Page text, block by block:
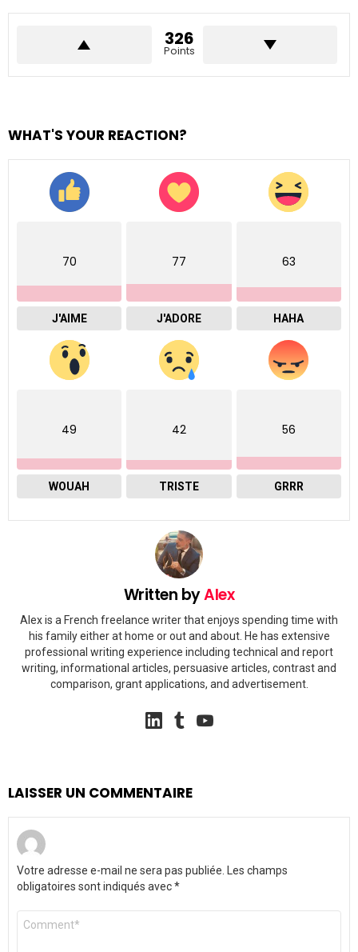
326
Points
WHAT'S YOUR REACTION?
70
J'AIME
77
J'ADORE
63
HAHA
49
WOUAH
42
TRISTE
56
GRRR
Written byAlex
Alex is a French freelance writer that enjoys spending time with
his family either at home or out and about. He has extensive
professional writing experience including technical and report
writing, informational articles, persuasive articles, contrast and
comparison, grant applications, and advertisement.
linkedin
LAISSER UN COMMENTAIRE
Votre adresse e-mail ne sera pas publiée. Les champs
obligatoires sont indiqués avec*
Commentaire